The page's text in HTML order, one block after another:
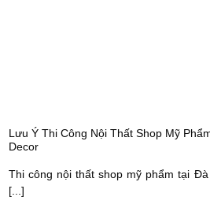
Lưu Ý Thi Công Nội Thất Shop Mỹ
Decor
Thi công nội thất shop mỹ phẩm tại
[...]